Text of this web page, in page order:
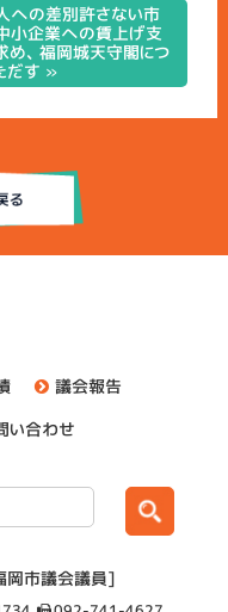
への差別許さない市
小企業への賃上げ支
め、 福岡城天守閣につ
だす »
議会報告
い合わせ
岡市議会議員]